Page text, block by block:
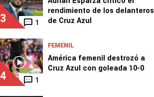
3 1
rendimiento de los delanteros
de Cruz Azul
4 1
FEMENIL
América femenil destrozó a
Cruz Azul con goleada 10-0